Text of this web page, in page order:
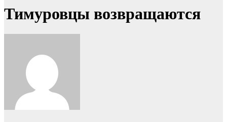
Тимуровцы возвращаются